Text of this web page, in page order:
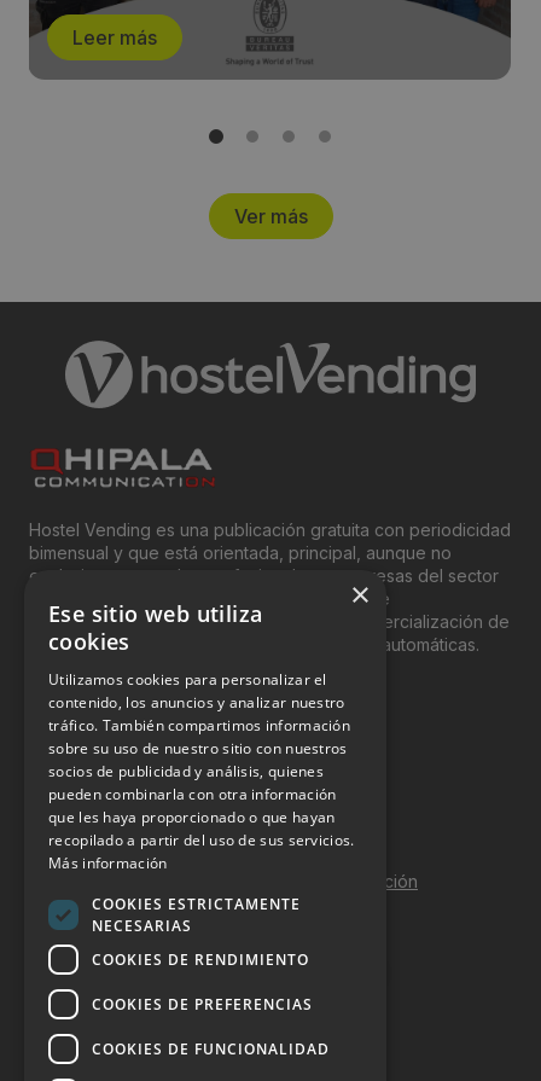
Leer más
Ver más
Hostel Vending es una publicación gratuita con periodicidad
bimensual y que está orientada, principal, aunque no
exclusivamente, a los profesionales y empresas del sector
del “Vending”; nombre con el que se conoce
genéricamente entre profesionales a la comercialización de
productos y servicios a través de máquinas automáticas.
INFORMACIÓN LEGAL
Aviso Legal
Política de Privacidad
Política de Cookies
Política de calidad y seguridad de la información
Contacto
DOSSIER Y CONTRATACIÓN
×
Ese sitio web utiliza
cookies
Utilizamos cookies para personalizar el
contenido, los anuncios y analizar nuestro
tráfico. También compartimos información
sobre su uso de nuestro sitio con nuestros
socios de publicidad y análisis, quienes
pueden combinarla con otra información
que les haya proporcionado o que hayan
recopilado a partir del uso de sus servicios.
Más información
COOKIES ESTRICTAMENTE
NECESARIAS
COOKIES DE RENDIMIENTO
COOKIES DE PREFERENCIAS
COOKIES DE FUNCIONALIDAD